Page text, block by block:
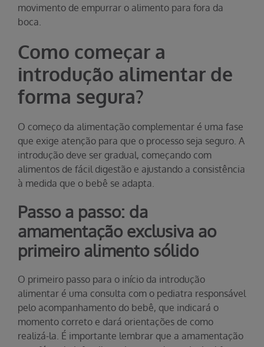
movimento de empurrar o alimento para fora da
boca.
Como começar a
introdução alimentar de
forma segura?
O começo da alimentação complementar é uma fase
que exige atenção para que o processo seja seguro. A
introdução deve ser gradual, começando com
alimentos de fácil digestão e ajustando a consistência
à medida que o bebê se adapta.
Passo a passo: da
amamentação exclusiva ao
primeiro alimento sólido
O primeiro passo para o início da introdução
alimentar é uma consulta com o pediatra responsável
pelo acompanhamento do bebê, que indicará o
momento correto e dará orientações de como
realizá-la. É importante lembrar que a amamentação